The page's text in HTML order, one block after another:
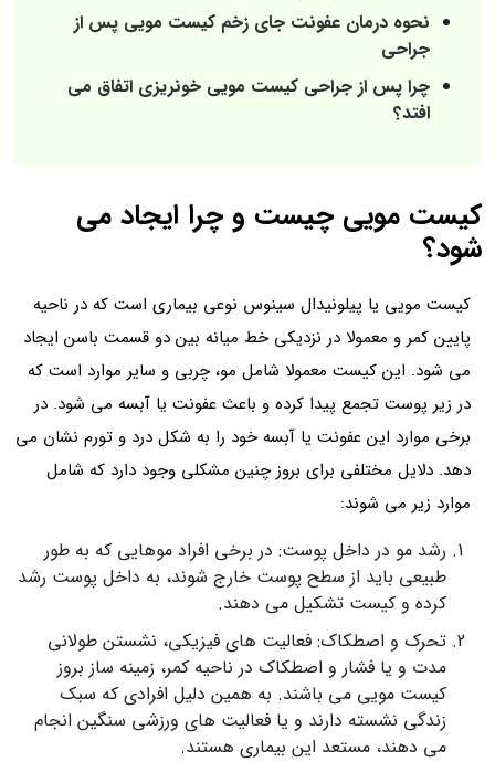
نحوه درمان عفونت جای زخم کیست مویی پس از
جراحی
چرا پس از جراحی کیست مویی خونریزی اتفاق می
افتد؟
کیست مویی چیست و چرا ایجاد می
شود؟
کیست مویی یا پیلونیدال سینوس نوعی بیماری است که در ناحیه
پایین کمر و معمولا در نزدیکی خط میانه بین دو قسمت باسن ایجاد
می شود. این کیست معمولا شامل مو، چربی و سایر موارد است که
در زیر پوست تجمع پیدا کرده و باعث عفونت یا آبسه می شود. در
برخی موارد این عفونت یا آبسه خود را به شکل درد و تورم نشان می
دهد. دلایل مختلفی برای بروز چنین مشکلی وجود دارد که شامل
موارد زیر می شوند:
رشد مو در داخل پوست: در برخی افراد موهایی که به طور
طبیعی باید از سطح پوست خارج شوند، به داخل پوست رشد
کرده و کیست تشکیل می دهند.
تحرک و اصطکاک: فعالیت های فیزیکی، نشستن طولانی
مدت و یا فشار و اصطکاک در ناحیه کمر، زمینه ساز بروز
کیست مویی می باشند. به همین دلیل افرادی که سبک
زندگی نشسته دارند و یا فعالیت های ورزشی سنگین انجام
می دهند، مستعد این بیماری هستند.